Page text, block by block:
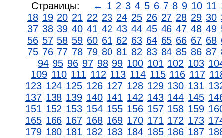
Страницы: ← 1 2 3 4 5 6 7 8 9 10 11
18 19 20 21 22 23 24 25 26 27 28 29 30
37 38 39 40 41 42 43 44 45 46 47 48 49
56 57 58 59 60 61 62 63 64 65 66 67 68
75 76 77 78 79 80 81 82 83 84 85 86 87
94 95 96 97 98 99 100 101 102 103
109 110 111 112 113 114 115 116 117
123 124 125 126 127 128 129 130 131
137 138 139 140 141 142 143 144 145
151 152 153 154 155 156 157 158 159
165 166 167 168 169 170 171 172 173
179 180 181 182 183 184 185 186 187